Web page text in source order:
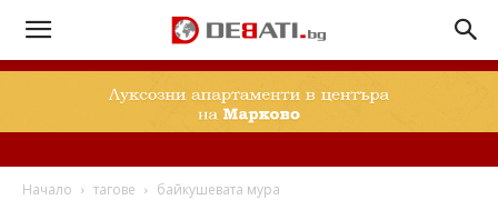
Начало тагове байкушевата мура